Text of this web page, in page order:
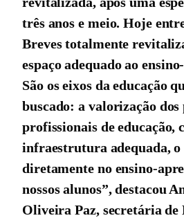
três anos e meio. Hoje
Breves totalmente
espaço adequado ao
São os eixos da educação
buscado: a valorização dos
profissionais de educação,
infraestrutura adequada, o
diretamente no ensino-
nossos alunos”, destacou
Oliveira Paz, secretária de